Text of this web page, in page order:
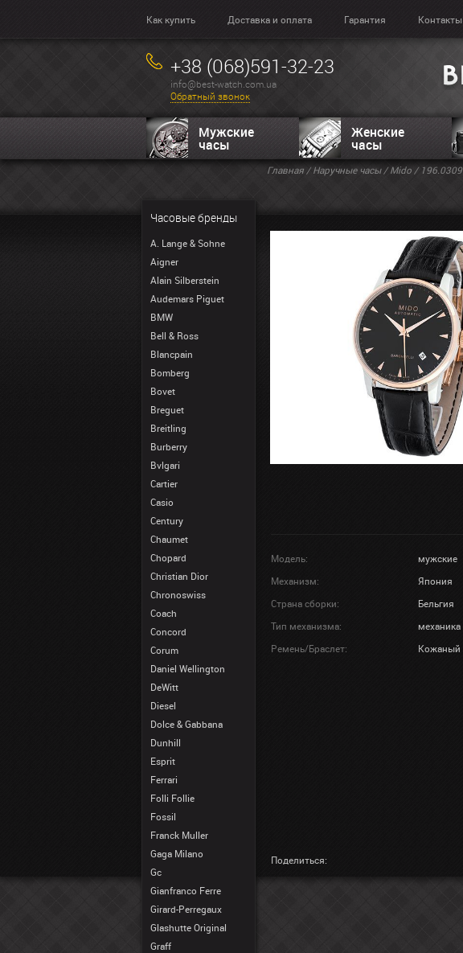
Как купить Доставка и оплата Гарантия Контакты
+38 (068)591-32-23
info@best-watch.com.ua
Обратный звонок
Мужские
часы
Женские
часы
Часовые бренды
A. Lange & Sohne
Aigner
Alain Silberstein
Audemars Piguet
BMW
Bell & Ross
Blancpain
Bomberg
Bovet
Breguet
Breitling
Burberry
Bvlgari
Cartier
Casio
Century
Chaumet
Chopard
Christian Dior
Chronoswiss
Coach
Concord
Corum
Daniel Wellington
DeWitt
Diesel
Dolce & Gabbana
Dunhill
Esprit
Ferrari
Folli Follie
Fossil
Franck Muller
Gaga Milano
Gc
Gianfranco Ferre
Girard-Perregaux
Glashutte Original
Graff
Главная/Наручные часы/Mido / 196.0309
Модель: мужские
Механизм:
Япония
Страна сборки:
Бельгия
Тип механизма:
механика
Ремень/Браслет:
Кожаный
Поделиться: